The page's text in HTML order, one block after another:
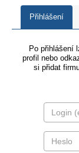
Přihlášení
Po přihlášení
profil nebo
si přidat